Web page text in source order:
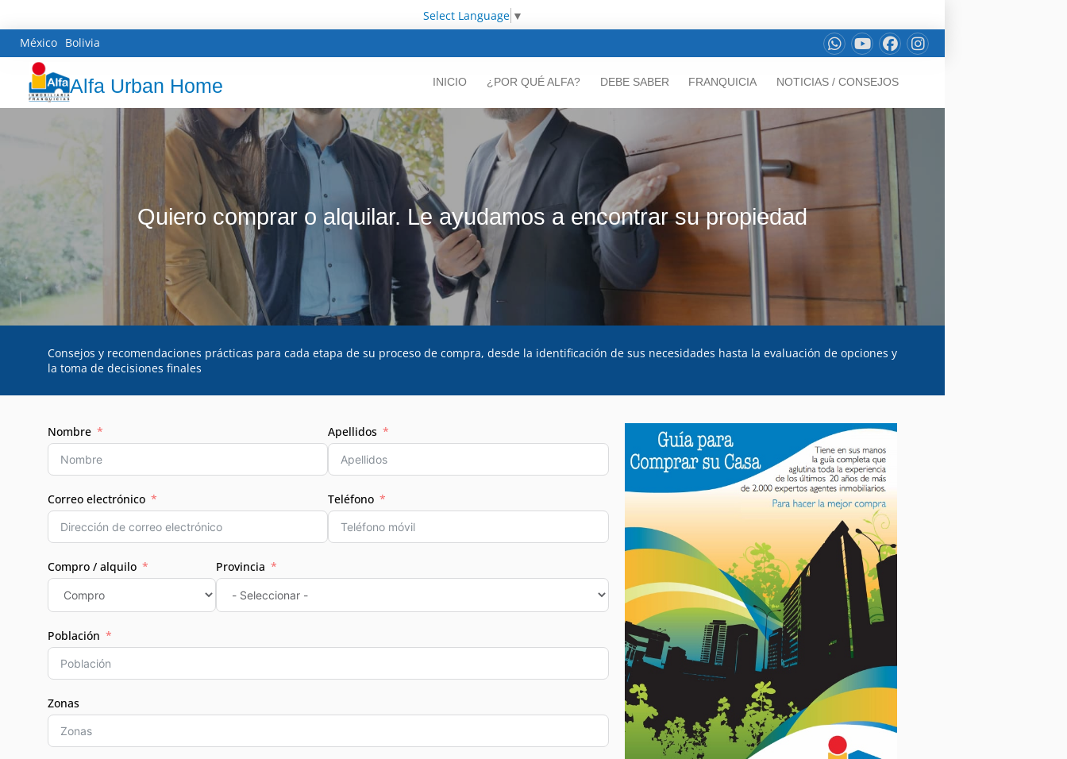
Select Language ▼
México Bolivia
Alfa Urban Home INICIO ¿POR QUÉ ALFA? DEBE SABER FRANQUICIA NOTICIAS / CONSEJOS
Quiero comprar o alquilar. Le ayudamos a encontrar su propiedad
Consejos y recomendaciones prácticas para cada etapa de su proceso de compra, desde la identificación de sus necesidades hasta la evaluación de opciones y
la toma de decisiones finales
Nombre Apellidos
Correo electrónico Teléfono
Compro / alquilo Provincia
Población
Zonas